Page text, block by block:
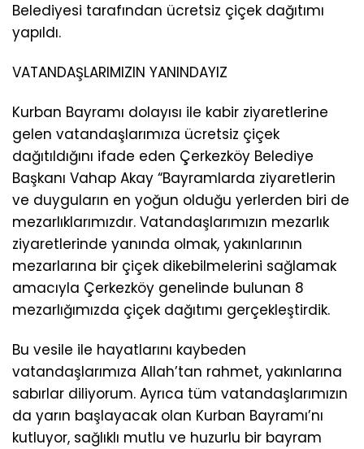
Belediyesi tarafından ücretsiz çiçek dağıtımı
yapıldı.
VATANDAŞLARIMIZIN YANINDAYIZ
Kurban Bayramı dolayısı ile kabir ziyaretlerine
gelen vatandaşlarımıza ücretsiz çiçek
dağıtıldığını ifade eden Çerkezköy Belediye
Başkanı Vahap Akay “Bayramlarda ziyaretlerin
ve duyguların en yoğun olduğu yerlerden biri de
mezarlıklarımızdır. Vatandaşlarımızın mezarlık
ziyaretlerinde yanında olmak, yakınlarının
mezarlarına bir çiçek dikebilmelerini sağlamak
amacıyla Çerkezköy genelinde bulunan 8
mezarlığımızda çiçek dağıtımı gerçekleştirdik.
Bu vesile ile hayatlarını kaybeden
vatandaşlarımıza Allah’tan rahmet, yakınlarına
sabırlar diliyorum. Ayrıca tüm vatandaşlarımızın
da yarın başlayacak olan Kurban Bayramı’nı
kutluyor, sağlıklı mutlu ve huzurlu bir bayram